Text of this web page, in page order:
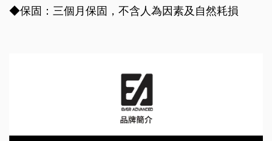
◆保固：三個月保固，不含人為因素及自然耗損